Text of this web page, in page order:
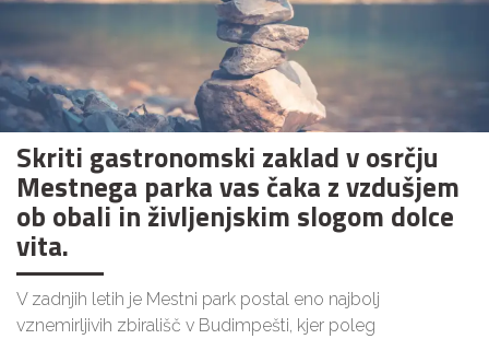
Skriti gastronomski zaklad v osrčju
Mestnega parka vas čaka z vzdušjem
ob obali in življenjskim slogom dolce
vita.
V zadnjih letih je Mestni park postal eno najbolj
vznemirljivih zbirališč v Budimpešti, kjer poleg